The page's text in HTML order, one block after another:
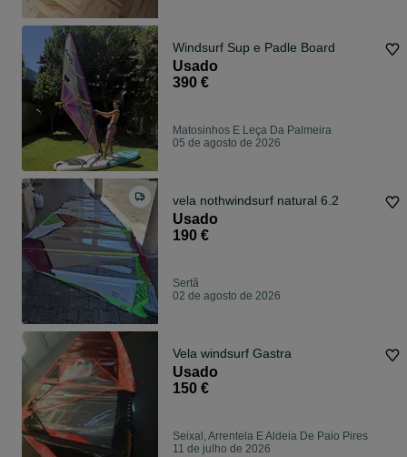
Windsurf Sup e Padle Board
Usado
390 €
Matosinhos E Leça Da Palmeira
05 de agosto de 2026
vela nothwindsurf natural 6.2
Usado
190 €
Sertã
02 de agosto de 2026
Vela windsurf Gastra
Usado
150 €
Seixal, Arrentela E Aldeia De Paio Pires
11 de julho de 2026